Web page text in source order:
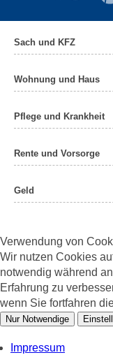
Sach und KFZ
Wohnung und Haus
Pflege und Krankheit
Rente und Vorsorge
Geld
Verwendung von
Wir nutzen Cookies
notwendig während
Erfahrung zu
wenn Sie fortfahren
Nur Notwendige
Impressum